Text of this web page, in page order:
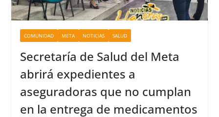
COMUNIDAD META NOTICIAS SALUD
Secretaría de Salud del Meta
abrirá expedientes a
aseguradoras que no cumplan
en la entrega de medicamentos